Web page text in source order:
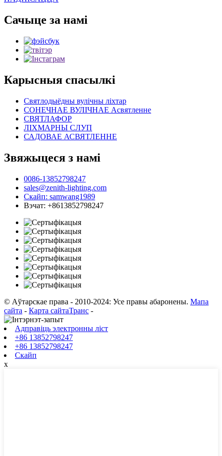
Сачыце за намі
Карысныя спасылкі
Святлодыёдны вулічны ліхтар
СОНЕЧНАЕ ВУЛІЧНАЕ Асвятленне
СВЯТЛАФОР
ЛІХМАРНЫ СЛУП
САДОВАЕ АСВЯТЛЕННЕ
Звяжыцеся з намі
0086-13852798247
sales@zenith-lighting.com
Скайп: samwang1989
Вэчат: +8613852798247
© Аўтарскае права - 2010-2024: Усе правы абаронены. Мапа
сайта - Карта сайтаТранс -
Адправіць электронны ліст
+86 13852798247
+86 13852798247
Скайп
х